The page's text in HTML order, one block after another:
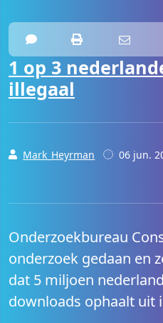
1 op 3
illegaal
Mark_Heyrman
06 jun.
Onderzoekbureau
onderzoek gedaan en
dat 5 miljoen
downloads ophaalt uit